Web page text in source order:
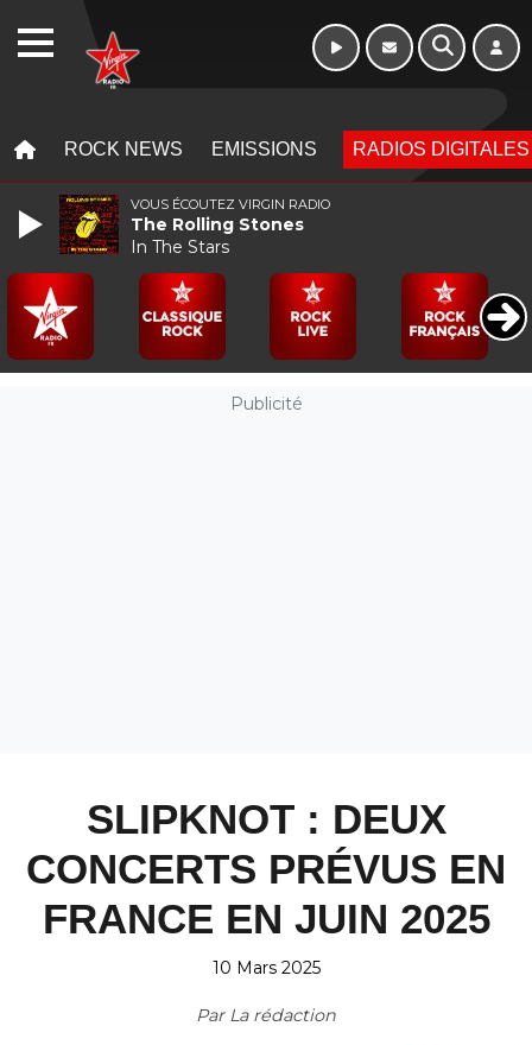
ROCK NEWS EMISSIONS RADIOS DIGITALES
Publicité
SLIPKNOT : DEUX
CONCERTS PRÉVUS EN
FRANCE EN JUIN 2025
10 Mars 2025
Par La rédaction
VOUS ÉCOUTEZ VIRGIN RADIO
The Rolling Stones
In The Stars
WEBRADIO